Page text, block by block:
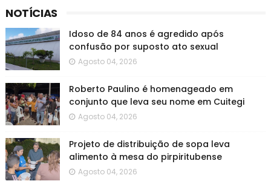
NOTÍCIAS
Idoso de 84 anos é agredido após
confusão por suposto ato sexual
Agosto 04, 2026
Roberto Paulino é homenageado em
conjunto que leva seu nome em Cuitegi
Agosto 04, 2026
Projeto de distribuição de sopa leva
alimento à mesa do pirpiritubense
Agosto 04, 2026